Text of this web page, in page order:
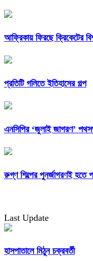
আফ্রিকায় ফিরছে ক্রিকেটের
প্রতিটি গলিতে ইতিহাসের গল্প
এনসিপির ‘জুলাই জাগরণ’
রুগ্ণ শিল্পের পুনর্জাগরণই হতে
Last Update
হাসপাতালে মিঠুন চক্রবর্তী